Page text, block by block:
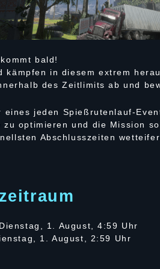
bald!
kämpfen in diesem extrem
des Zeitlimits ab und
jeden Spießrutenlauf-
optimieren und die Mission
Abschlusszeiten
1. August, 4:59 Uhr
1. August, 2:59 Uhr